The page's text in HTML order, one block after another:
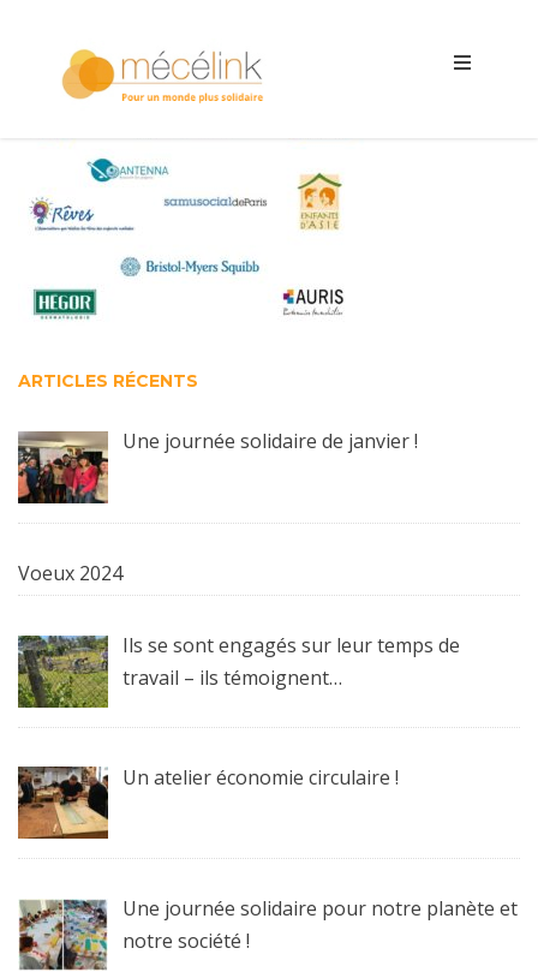
ARTICLES RÉCENTS
Une journée solidaire de janvier !
Voeux 2024
Ils se sont engagés sur leur temps de
travail – ils témoignent…
Un atelier économie circulaire !
Une journée solidaire pour notre planète et
notre société !